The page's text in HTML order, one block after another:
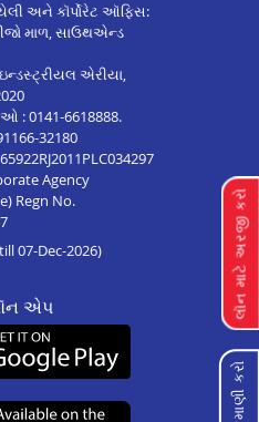
લૉન માટે અરજી કરો
અને કૉર્પોરેટ ઑફિસ:
માળ, સાઉથએન્ડ
એરીયા,
:0141-6618888.
32180
Agency
Regn No.
07-Dec-2026)
એપ